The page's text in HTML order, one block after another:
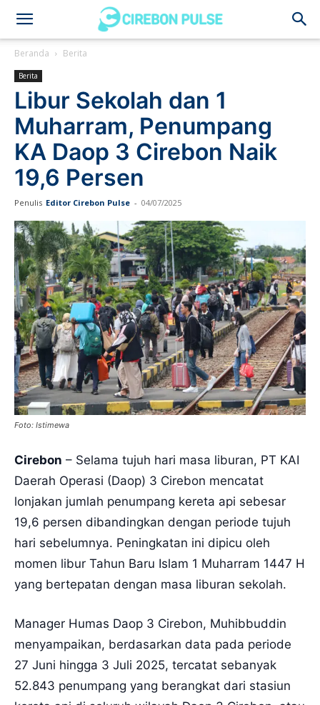
Cirebon
Pulse
Beranda Berita
Berita
Libur Sekolah dan 1
Muharram, Penumpang
KA Daop 3 Cirebon Naik
19,6 Persen
Penulis Editor Cirebon Pulse - 04/07/2025
Foto: Istimewa
Cirebon – Selama tujuh hari masa liburan, PT KAI
Daerah Operasi (Daop) 3 Cirebon mencatat
lonjakan jumlah penumpang kereta api sebesar
19,6 persen dibandingkan dengan periode tujuh
hari sebelumnya. Peningkatan ini dipicu oleh
momen libur Tahun Baru Islam 1 Muharram 1447 H
yang bertepatan dengan masa liburan sekolah.
Manager Humas Daop 3 Cirebon, Muhibbuddin
menyampaikan, berdasarkan data pada periode
27 Juni hingga 3 Juli 2025, tercatat sebanyak
52.843 penumpang yang berangkat dari stasiun